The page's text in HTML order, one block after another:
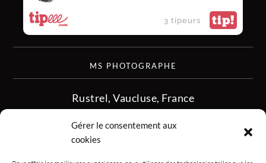
Gérer le consentement aux
cookies
3 tipeurs tip!
MS PHOTOGRAPHE
Rustrel, Vaucluse, France
siret :513 349 902
06.08.50.16.28
contact.msphotographe (at) gmail.com